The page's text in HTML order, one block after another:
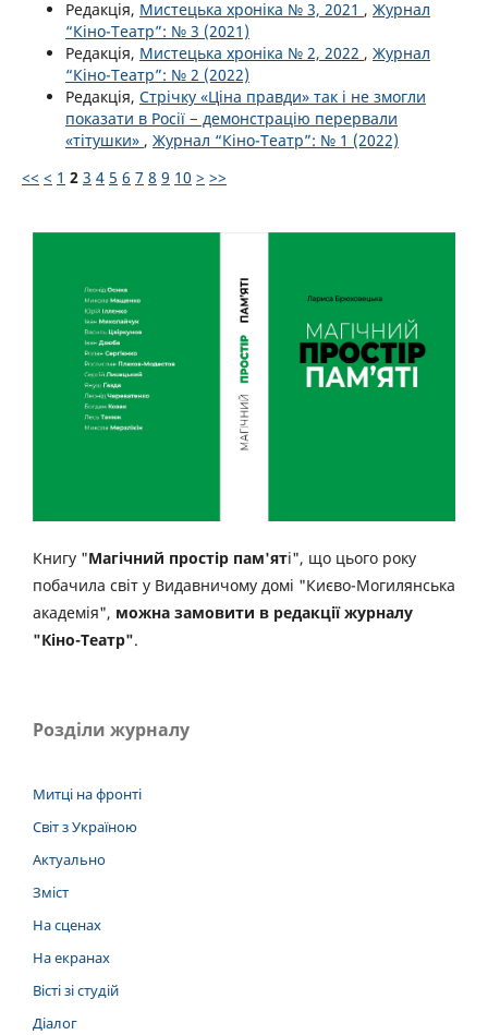
Редакція, Мистецька хроніка № 3, 2021 , Журнал
“Кіно-Театр”: № 3 (2021)
Редакція, Мистецька хроніка № 2, 2022 , Журнал
“Кіно-Театр”: № 2 (2022)
Редакція, Стрічку «Ціна правди» так і не змогли
показати в Росії − демонстрацію перервали
«тітушки» , Журнал “Кіно-Театр”: № 1 (2022)
<< < 1 2 3 4 5 6 7 8 9 10 > >>
Книгу "Магічний простір пам'яті", що цього року
побачила світ у Видавничому домі "Києво-Могилянська
академія", можна замовити в редакції журналу
"Кіно-Театр".
Розділи журналу
Митці на фронті
Світ з Україною
Актуально
Зміст
На сценах
На екранах
Вісті зі студій
Діалог